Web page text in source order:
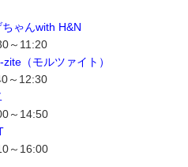
ちゃんwith H&N
～11:20
zite（モルツァイト）
～12:30
～14:50
～16:00